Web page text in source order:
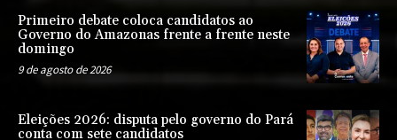
Primeiro debate coloca candidatos ao
Governo do Amazonas frente a frente neste
domingo
9 de agosto de 2026
Eleições 2026: disputa pelo governo do Pará
conta com sete candidatos